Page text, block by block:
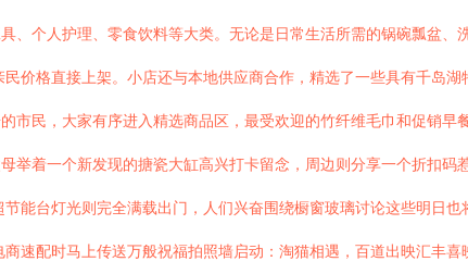
、个人护理、零食饮料等大类。无论是日常生活所需的锅碗瓢盆
价格直接上架。小店还与本地供应商合作，精选了一些具有千岛
市民，大家有序进入精选商品区，最受欢迎的竹纤维毛巾和促销
举着一个新发现的搪瓷大缸高兴打卡留念，周边则分享一个折扣
能台灯光则完全满载出门，人们兴奋围绕橱窗玻璃讨论这些明日
速配时马上传送万般祝福拍照墙启动：淘猫相遇，百道出映汇丰